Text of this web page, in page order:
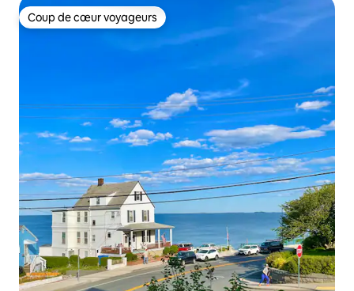
Coup de cœur voyageurs
Coup de cœur voyageurs